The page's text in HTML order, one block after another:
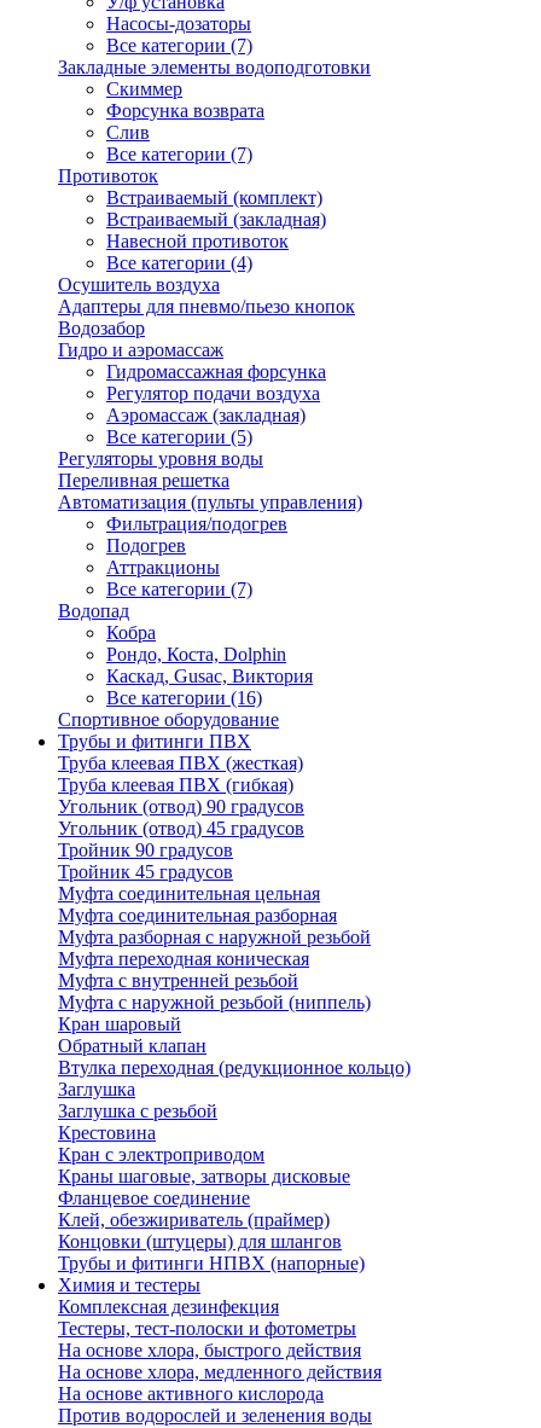
Насосы-дозаторы
Все категории (7)
Закладные элементы водоподготовки
Скиммер
Форсунка возврата
Слив
Все категории (7)
Противоток
Встраиваемый (комплект)
Встраиваемый (закладная)
Навесной противоток
Все категории (4)
Осушитель воздуха
Адаптеры для пневмо/пьезо кнопок
Водозабор
Гидро и аэромассаж
Гидромассажная форсунка
Регулятор подачи воздуха
Аэромассаж (закладная)
Все категории (5)
Регуляторы уровня воды
Переливная решетка
Автоматизация (пульты управления)
Фильтрация/подогрев
Подогрев
Аттракционы
Все категории (7)
Водопад
Кобра
Рондо, Коста, Dolphin
Каскад, Gusac, Виктория
Все категории (16)
Спортивное оборудование
Трубы и фитинги ПВХ
Труба клеевая ПВХ (жесткая)
Труба клеевая ПВХ (гибкая)
Угольник (отвод) 90 градусов
Угольник (отвод) 45 градусов
Тройник 90 градусов
Тройник 45 градусов
Муфта соединительная цельная
Муфта соединительная разборная
Муфта разборная с наружной резьбой
Муфта переходная коническая
Муфта с внутренней резьбой
Муфта с наружной резьбой (ниппель)
Кран шаровый
Обратный клапан
Втулка переходная (редукционное кольцо)
Заглушка
Заглушка с резьбой
Крестовина
Кран с электроприводом
Краны шаговые, затворы дисковые
Фланцевое соединение
Клей, обезжириватель (праймер)
Концовки (штуцеры) для шлангов
Трубы и фитинги НПВХ (напорные)
Химия и тестеры
Комплексная дезинфекция
Тестеры, тест-полоски и фотометры
На основе хлора, быстрого действия
На основе хлора, медленного действия
На основе активного кислорода
Против водорослей и зеленения воды